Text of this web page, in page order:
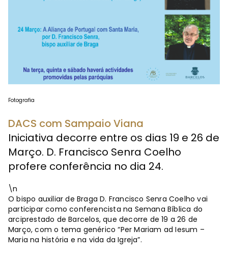
Fotografia
DACS com Sampaio Viana
Iniciativa decorre entre os dias 19 e 26 de
Março. D. Francisco Senra Coelho
profere conferência no dia 24.
\n
O bispo auxiliar de Braga D. Francisco Senra Coelho vai
participar como conferencista na Semana Bíblica do
arciprestado de Barcelos, que decorre de 19 a 26 de
Março, com o tema genérico “Per Mariam ad Iesum –
Maria na história e na vida da Igreja”.